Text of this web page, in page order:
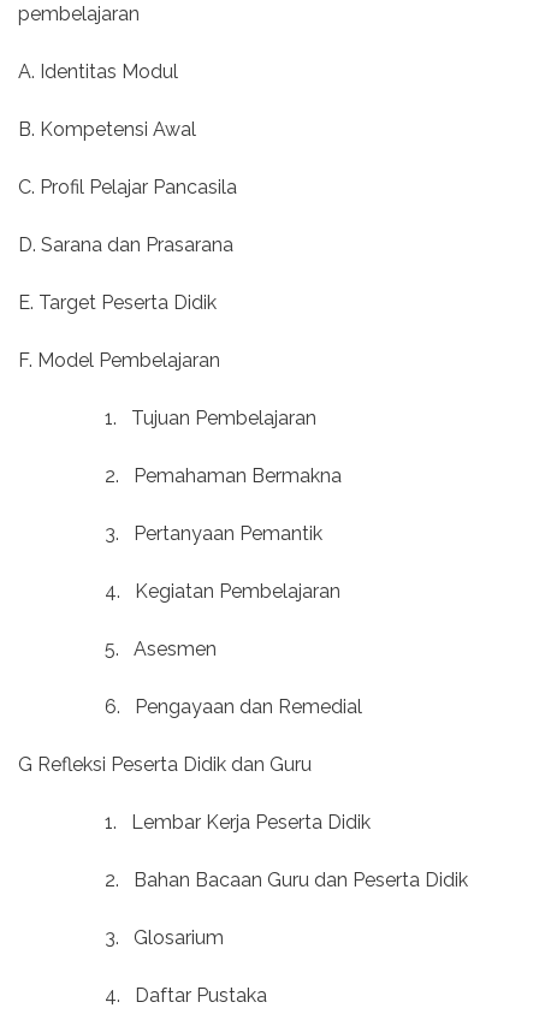
pembelajaran
A. Identitas Modul
B. Kompetensi Awal
C. Profil Pelajar Pancasila
D. Sarana dan Prasarana
E. Target Peserta Didik
F. Model Pembelajaran
1. Tujuan Pembelajaran
2. Pemahaman Bermakna
3. Pertanyaan Pemantik
4. Kegiatan Pembelajaran
5. Asesmen
6. Pengayaan dan Remedial
G Refleksi Peserta Didik dan Guru
1. Lembar Kerja Peserta Didik
2. Bahan Bacaan Guru dan Peserta Didik
3. Glosarium
4. Daftar Pustaka